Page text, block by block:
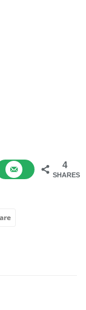
4
SHARES